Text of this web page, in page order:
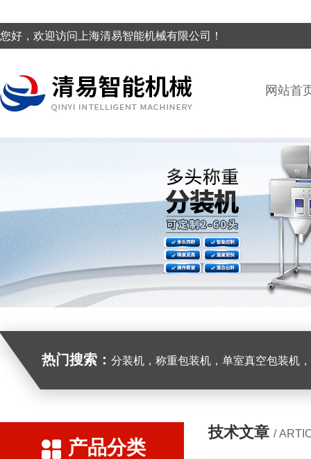
您好，欢迎访问上海清易智能机械有限公司！
网站首
热门搜索： 分装机，称重包装机，单室真空包装机，双室真
产品分类
技术文章 /